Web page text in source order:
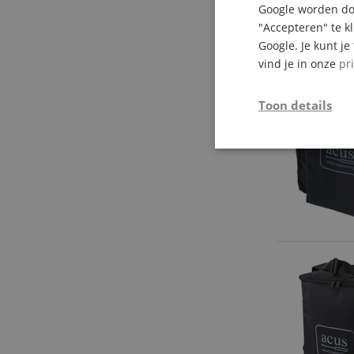
Google worden
"Accepteren" te
Google. Je kunt
vind je in onze
Toon details
Strikt
noodzakelijk
Strikt
Zonder strikt